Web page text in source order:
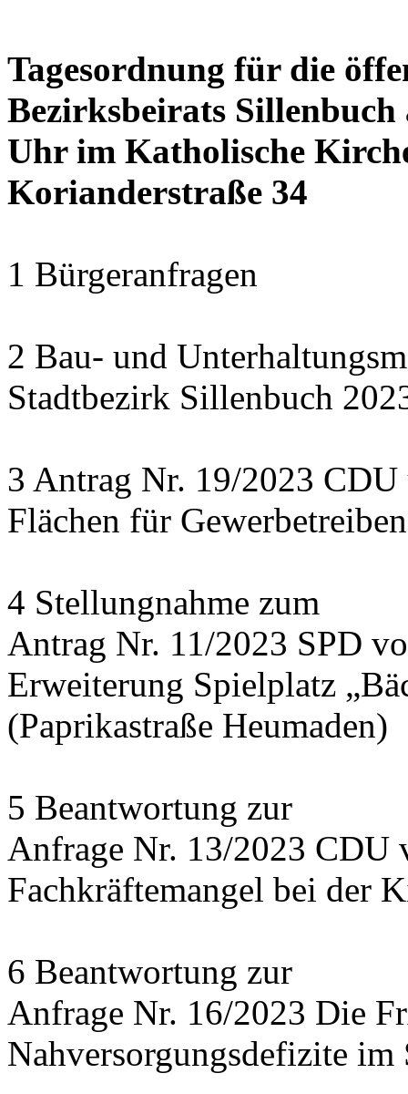
Tagesordnung für die
Bezirksbeirats
Uhr im Katholische
Korianderstraße 34
1 Bürgeranfragen
2 Bau- und
Stadtbezirk Sillenbuch
3 Antrag Nr. 19/2023
Flächen für
4 Stellungnahme zum
Antrag Nr. 11/2023 SPD
Erweiterung Spielplatz
(Paprikastraße Heumaden)
5 Beantwortung zur
Anfrage Nr. 13/2023 CDU
Fachkräftemangel bei der
6 Beantwortung zur
Anfrage Nr. 16/2023 Die
Nahversorgungsdefizite im